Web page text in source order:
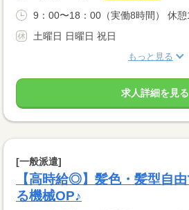
9：00〜18：00（実働8時間） 休憩
土曜日 日曜日 祝日
もっと見る
求人詳細を見る
[一般派遣]
【高時給◎】髪色・髪型自
る機械OP♪